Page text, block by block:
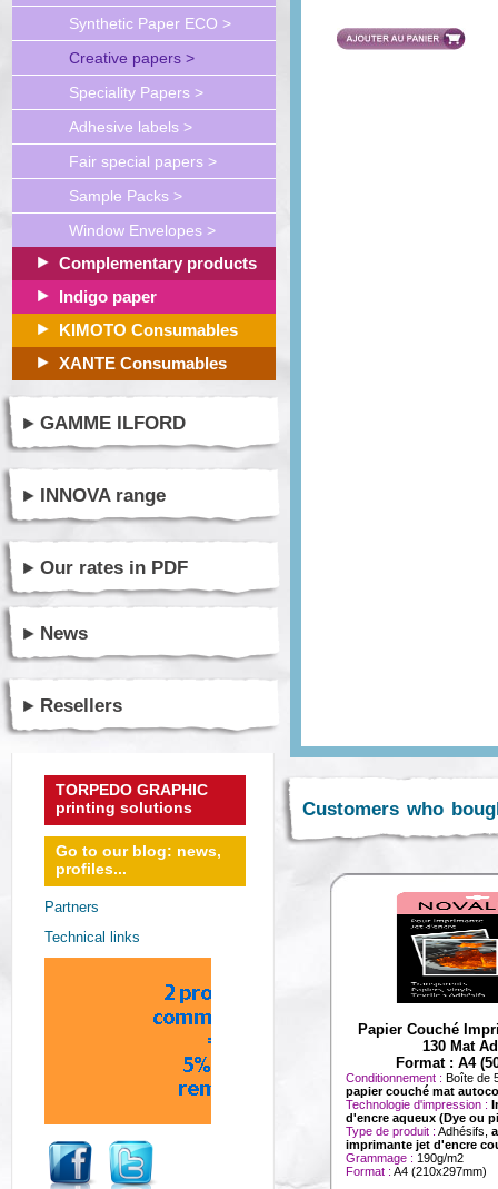
Synthetic Paper ECO >
Creative papers >
Speciality Papers >
Adhesive labels >
Fair special papers >
Sample Packs >
Window Envelopes >
Complementary products
Indigo paper
KIMOTO Consumables
XANTE Consumables
GAMME ILFORD
INNOVA range
Our rates in PDF
News
Resellers
TORPEDO GRAPHIC
printing solutions
Go to our blog: news,
profiles...
Partners
Technical links
Customers who
Papier Couché
130 Mat
Format : A4
Conditionnement : Boîte de
papier couché mat
Technologie d'impression :
d'encre aqueux (Dye ou
Type de produit : Adhésifs,
imprimante jet d'encre
Grammage : 190g/m2
Format : A4 (210x297mm)